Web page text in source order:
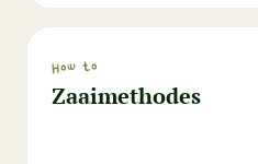
How to
Zaaimethodes